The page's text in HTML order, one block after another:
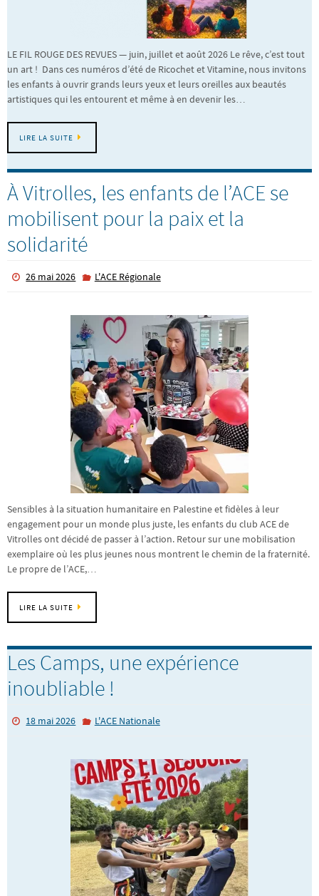
LE FIL ROUGE DES REVUES — juin, juillet et août 2026 Le rêve, c’est tout
un art ! Dans ces numéros d’été de Ricochet et Vitamine, nous invitons
les enfants à ouvrir grands leurs yeux et leurs oreilles aux beautés
artistiques qui les entourent et même à en devenir les…
LIRE LA SUITE
À Vitrolles, les enfants de l’ACE se
mobilisent pour la paix et la
solidarité
26 mai 2026 L'ACE Régionale
Sensibles à la situation humanitaire en Palestine et fidèles à leur
engagement pour un monde plus juste, les enfants du club ACE de
Vitrolles ont décidé de passer à l’action. Retour sur une mobilisation
exemplaire où les plus jeunes nous montrent le chemin de la fraternité.
Le propre de l’ACE,…
LIRE LA SUITE
Les Camps, une expérience
inoubliable !
18 mai 2026 L'ACE Nationale